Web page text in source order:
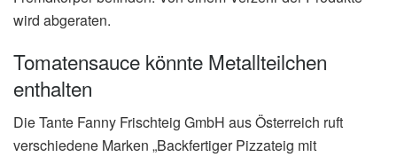
wird abgeraten.
Tomatensauce könnte Metallteilchen
enthalten
Die Tante Fanny Frischteig GmbH aus Österreich ruft
verschiedene Marken „Backfertiger Pizzateig mit